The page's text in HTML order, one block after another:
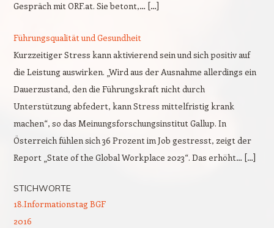
Gespräch mit ORF.at. Sie betont,… […]
Führungsqualität und Gesundheit
Kurzzeitiger Stress kann aktivierend sein und sich positiv auf
die Leistung auswirken. „Wird aus der Ausnahme allerdings ein
Dauerzustand, den die Führungskraft nicht durch
Unterstützung abfedert, kann Stress mittelfristig krank
machen“, so das Meinungsforschungsinstitut Gallup. In
Österreich fühlen sich 36 Prozent im Job gestresst, zeigt der
Report „State of the Global Workplace 2023“. Das erhöht… […]
STICHWORTE
18.Informationstag BGF
2016